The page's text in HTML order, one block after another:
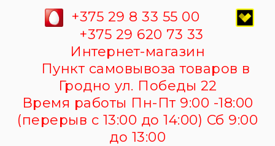
+375 29 8 33 55 00
+375 29 620 73 33
Интернет-магазин
Пункт самовывоза товаров в
Гродно ул. Победы 22
Время работы Пн-Пт 9:00 -18:00
(перерыв с 13:00 до 14:00) Сб 9:00
до 13:00